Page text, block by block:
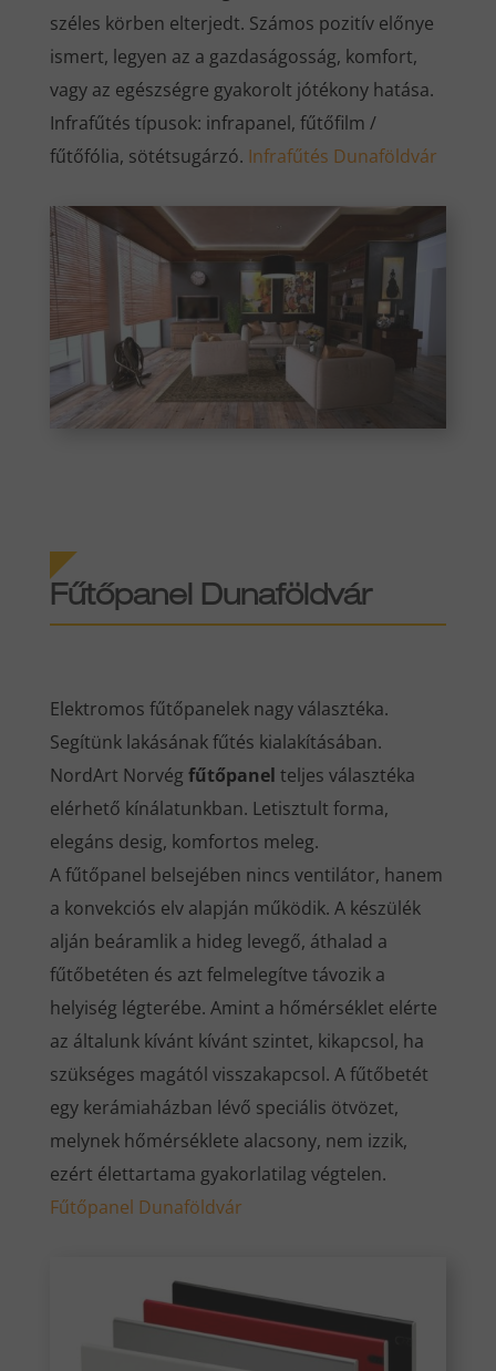
széles körben elterjedt. Számos pozitív előnye
ismert, legyen az a gazdaságosság, komfort,
vagy az egészségre gyakorolt jótékony hatása.
Infrafűtés típusok: infrapanel, fűtőfilm /
fűtőfólia, sötétsugárzó. Infrafűtés Dunaföldvár
Fűtőpanel Dunaföldvár
Elektromos fűtőpanelek nagy választéka.
Segítünk lakásának fűtés kialakításában.
NordArt Norvég fűtőpanel teljes választéka
elérhető kínálatunkban. Letisztult forma,
elegáns desig, komfortos meleg.
A fűtőpanel belsejében nincs ventilátor, hanem
a konvekciós elv alapján működik. A készülék
alján beáramlik a hideg levegő, áthalad a
fűtőbetéten és azt felmelegítve távozik a
helyiség légterébe. Amint a hőmérséklet elérte
az általunk kívánt kívánt szintet, kikapcsol, ha
szükséges magától visszakapcsol. A fűtőbetét
egy kerámiaházban lévő speciális ötvözet,
melynek hőmérséklete alacsony, nem izzik,
ezért élettartama gyakorlatilag végtelen.
Fűtőpanel Dunaföldvár